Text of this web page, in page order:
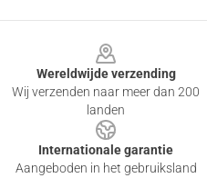
Wereldwijde verzending
Wij verzenden naar meer dan 200
landen
Internationale garantie
Aangeboden in het gebruiksland